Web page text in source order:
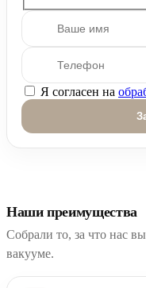
Оставьте это поле
Я согласен на
Наши преимущества
Собрали то, за что нас
вакууме.